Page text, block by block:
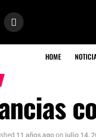
HOME
11 años agoon julio 14,